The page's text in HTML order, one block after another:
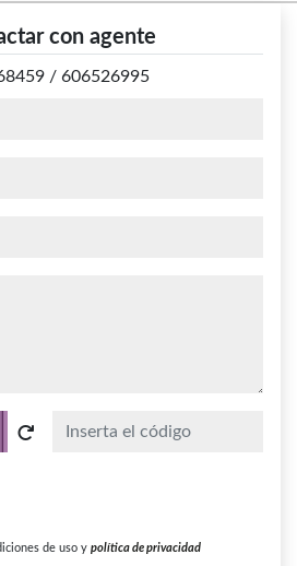
con agente
/ 606526995
de uso y política de privacidad